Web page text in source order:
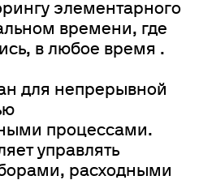
элементарного
времени, где
в любое время .
для непрерывной
процессами.
управлять
расходными